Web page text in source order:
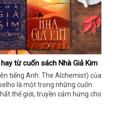
từ cuốn sách Nhà Giả Kim
tiếng Anh: The Alchemist) của
là một trong những cuốn
thế giới, truyền cảm hứng cho